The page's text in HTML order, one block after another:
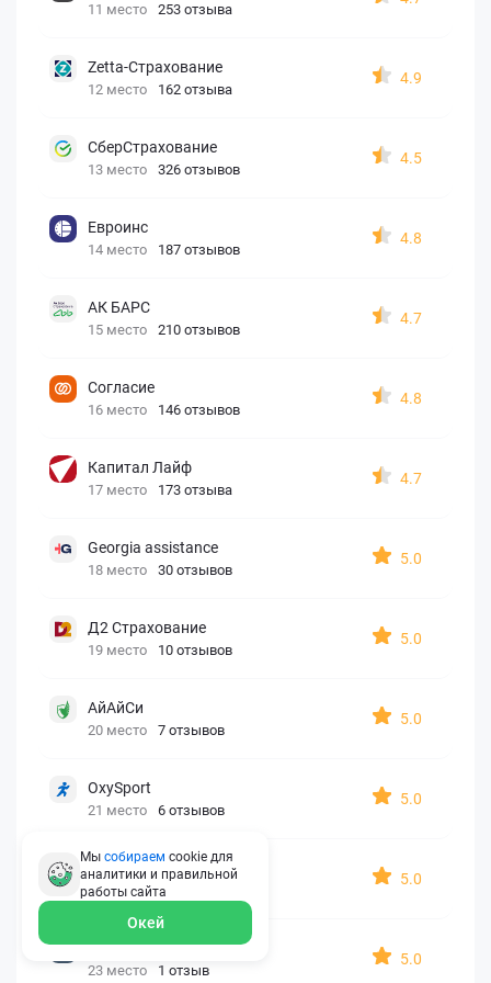
11 место 253 отзыва
Zetta-Страхование
12 место 162 отзыва
4.9
СберСтрахование
13 место 326 отзывов
4.5
Евроинс
14 место 187 отзывов
4.8
АК БАРС
15 место 210 отзывов
4.7
Согласие
16 место 146 отзывов
4.8
Капитал Лайф
17 место 173 отзыва
4.7
Georgia assistance
18 место 30 отзывов
5.0
Д2 Страхование
19 место 10 отзывов
5.0
АйАйСи
20 место 7 отзывов
5.0
OxySport
21 место 6 отзывов
5.0
ERGO AXA
22 место 2 отзыва
5.0
Oxy Travel Premium
23 место 1 отзыв
5.0
Мы собираем cookie для
аналитики и правильной
работы сайта
Окей